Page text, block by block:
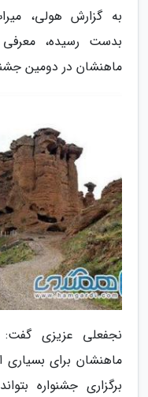
به گزارش هولی،
بدست رسیده،
ماهنشان در دومین
نجفعلی عزیزی
ماهنشان برای بسیاری
برگزاری جشنواره